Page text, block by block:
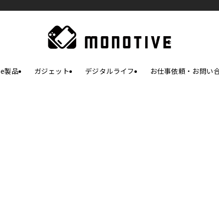
製品 ガジェット デジタルライフ お仕事依頼・お問い